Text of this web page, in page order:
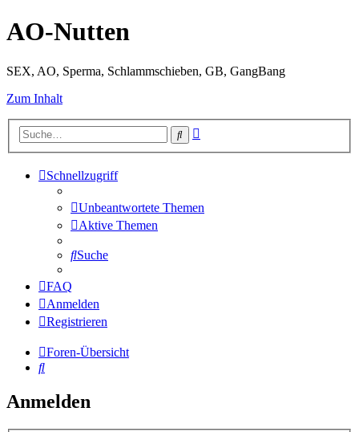
AO-Nutten
SEX, AO, Sperma, Schlammschieben, GB, GangBang
Zum Inhalt
Suche
Schnellzugriff
Unbeantwortete Themen
Aktive Themen
Suche
FAQ
Anmelden
Registrieren
Foren-Übersicht
Suche
Anmelden